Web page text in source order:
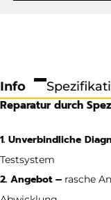
Info
Reparatur durch
1. Unverbindliche
Testsystem
2. Angebot – rasche